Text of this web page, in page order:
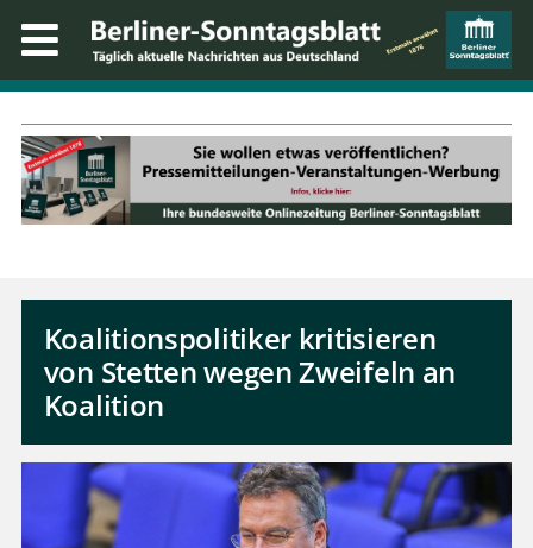
Koalitionspolitiker kritisieren
von Stetten wegen Zweifeln an
Koalition